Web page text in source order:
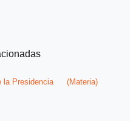
la Presidencia
(Materia)